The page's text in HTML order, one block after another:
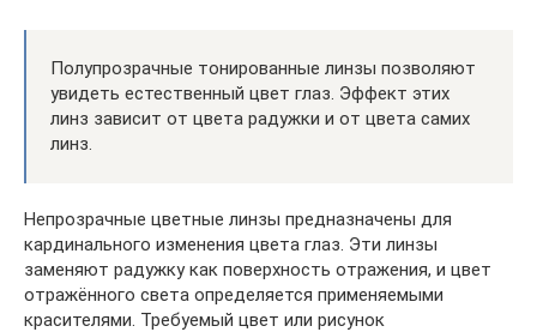
Полупрозрачные тонированные линзы позволяют
увидеть естественный цвет глаз. Эффект этих
линз зависит от цвета радужки и от цвета самих
линз.
Непрозрачные цветные линзы предназначены для
кардинального изменения цвета глаз. Эти линзы
заменяют радужку как поверхность отражения, и цвет
отражённого света определяется применяемыми
красителями. Требуемый цвет или рисунок